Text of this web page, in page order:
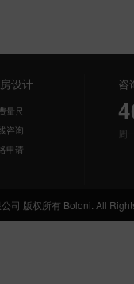
设计
量尺
咨询
申请
咨
周
司 版权所有 Boloni. All